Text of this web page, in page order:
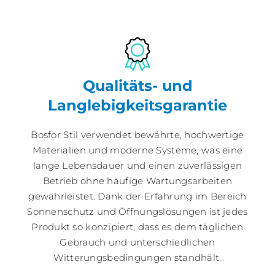
Qualitäts- und
Langlebigkeitsgarantie
Bosfor Stil verwendet bewährte, hochwertige
Materialien und moderne Systeme, was eine
lange Lebensdauer und einen zuverlässigen
Betrieb ohne häufige Wartungsarbeiten
gewährleistet. Dank der Erfahrung im Bereich
Sonnenschutz und Öffnungslösungen ist jedes
Produkt so konzipiert, dass es dem täglichen
Gebrauch und unterschiedlichen
Witterungsbedingungen standhält.